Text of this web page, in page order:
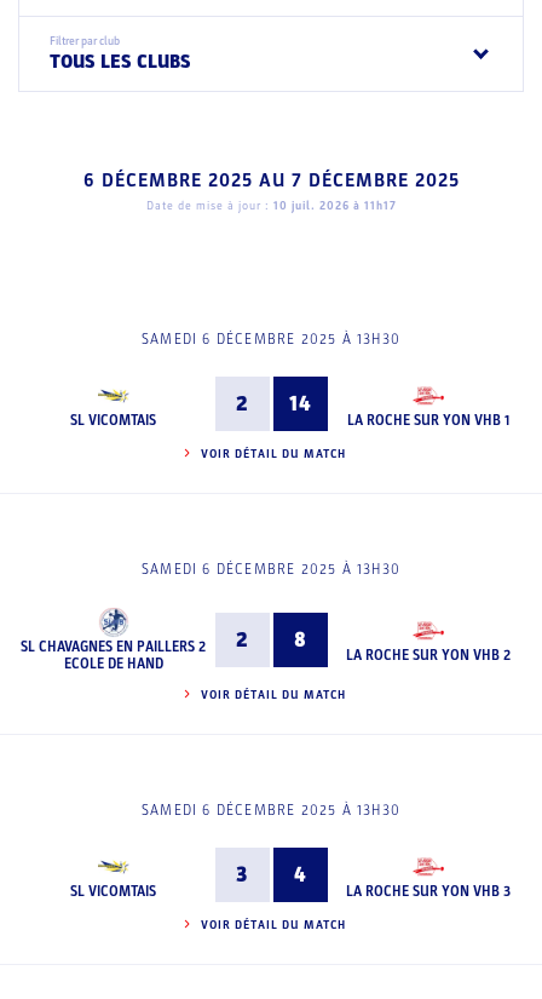
Filtrer par club
TOUS LES CLUBS
6 DÉCEMBRE 2025 AU 7 DÉCEMBRE 2025
Date de mise à jour : 10 juil. 2026 à 11h17
SAMEDI 6 DÉCEMBRE 2025 À 13H30
SL VICOMTAIS
2 14
LA ROCHE SUR YON VHB 1
VOIR DÉTAIL DU MATCH
SAMEDI 6 DÉCEMBRE 2025 À 13H30
SL CHAVAGNES EN PAILLERS 2
ECOLE DE HAND
2 8
LA ROCHE SUR YON VHB 2
VOIR DÉTAIL DU MATCH
SAMEDI 6 DÉCEMBRE 2025 À 13H30
SL VICOMTAIS
3 4
LA ROCHE SUR YON VHB 3
VOIR DÉTAIL DU MATCH